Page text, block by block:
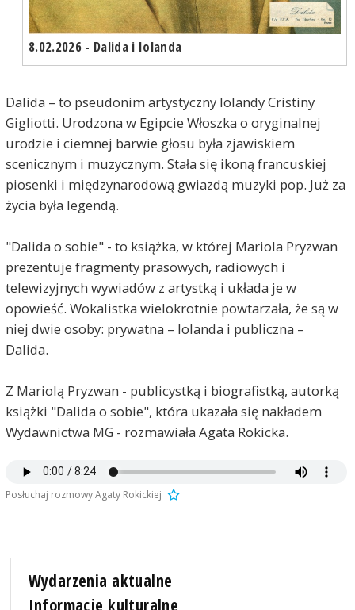
8.02.2026 - Dalida i Iolanda
Dalida – to pseudonim artystyczny Iolandy Cristiny
Gigliotti. Urodzona w Egipcie Włoszka o oryginalnej
urodzie i ciemnej barwie głosu była zjawiskiem
scenicznym i muzycznym. Stała się ikoną francuskiej
piosenki i międzynarodową gwiazdą muzyki pop. Już za
życia była legendą.
"Dalida o sobie" - to książka, w której Mariola Pryzwan
prezentuje fragmenty prasowych, radiowych i
telewizyjnych wywiadów z artystką i układa je w
opowieść. Wokalistka wielokrotnie powtarzała, że są w
niej dwie osoby: prywatna – Iolanda i publiczna –
Dalida.
Z Mariolą Pryzwan - publicystką i biografistką, autorką
książki "Dalida o sobie", która ukazała się nakładem
Wydawnictwa MG - rozmawiała Agata Rokicka.
Posłuchaj rozmowy Agaty Rokickiej
Wydarzenia aktualne
Informacje kulturalne